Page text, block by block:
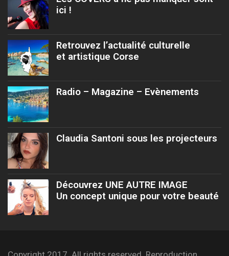
ici !
Retrouvez l’actualité culturelle
et artistique Corse
Radio – Magazine – Evènements
Claudia Santoni sous les projecteurs
Découvrez UNE AUTRE IMAGE
Un concept unique pour votre beauté